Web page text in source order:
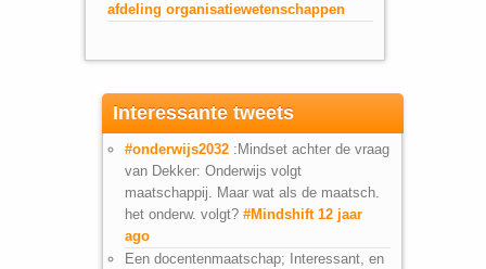
afdeling organisatiewetenschappen
Interessante tweets
#onderwijs2032 :Mindset achter de vraag
van Dekker: Onderwijs volgt
maatschappij. Maar wat als de maatsch.
het onderw. volgt? #Mindshift 12 jaar
ago
Een docentenmaatschap; Interessant, en